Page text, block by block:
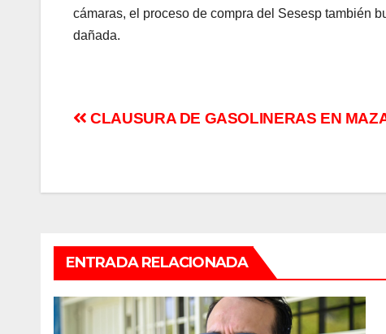
cámaras, el proceso de compra del Sesesp también
dañada.
Navegación
entradas
CLAUSURA DE GASOLINERAS EN
ENTRADA RELACIONADA